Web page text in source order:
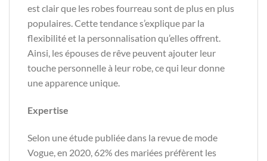
est clair que les robes fourreau sont de plus en plus
populaires. Cette tendance s’explique par la
flexibilité et la personnalisation qu’elles offrent.
Ainsi, les épouses de rêve peuvent ajouter leur
touche personnelle à leur robe, ce qui leur donne
une apparence unique.
Expertise
Selon une étude publiée dans la revue de mode
Vogue, en 2020, 62% des mariées préfèrent les